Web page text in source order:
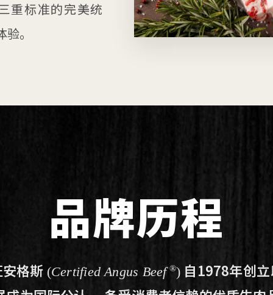
重标准的完美统
。
品牌历程
格斯 (Certified Angus Beef®) 自1978年创